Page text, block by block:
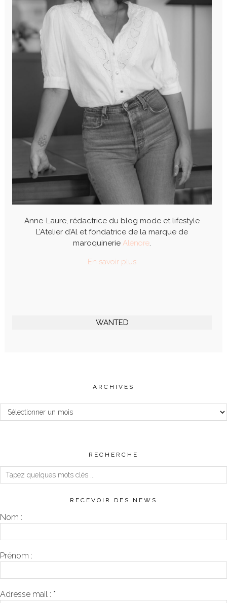
Anne-Laure, rédactrice du blog mode et lifestyle
L’Atelier d’Al et fondatrice de la marque de
maroquinerie Alénore.
En savoir plus
WANTED
ARCHIVES
Archives
RECHERCHE
RECEVOIR DES NEWS
Nom :
Prénom :
Adresse mail : *